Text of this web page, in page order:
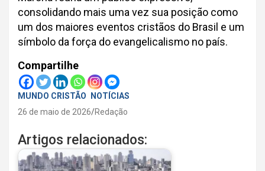
consolidando mais uma vez sua posição como
um dos maiores eventos cristãos do Brasil e um
símbolo da força do evangelicalismo no país.
Compartilhe
MUNDO CRISTÃO
NOTÍCIAS
26 de maio de 2026 Redação
Artigos relacionados: